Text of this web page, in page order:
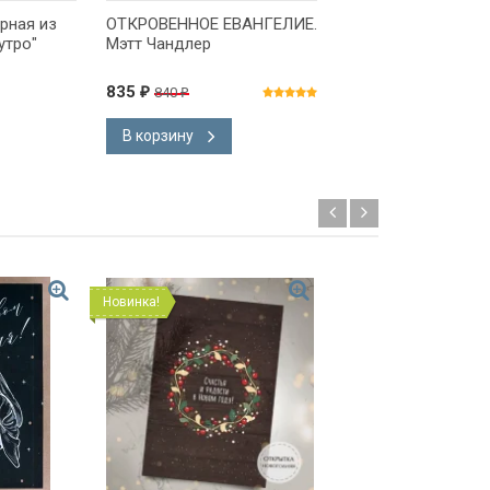
из
ОТКРОВЕННОЕ ЕВАНГЕЛИЕ.
Мэтт Чандлер
835 ₽ 840₽
В корзину
Новинка!